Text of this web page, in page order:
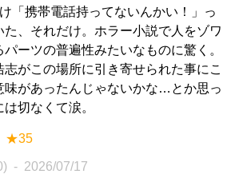
「携帯電話持ってないんかい！」っ
た、それだけ。ホラー小説で人をゾワ
パーツの普遍性みたいなものに驚く。
志がこの場所に引き寄せられた事にこ
味があったんじゃないかな…とか思っ
切なくて涙。
★35
2026/07/17